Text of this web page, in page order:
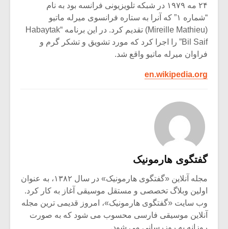
۲۴ مه ۱۹۷۹ در شبکه تلویزیونی فرانسه بود به نام
“شماره ۱” که آنرا به ستاره فرانسوی میرله ماتیو
(Mireille Mathieu) تقدیم کرد. در این برنامه “Habaytak
Bil Saif” را اجرا کرد که مورد تشویق و تشکر گرم و
فراوان میرله ماتیو واقع شد.
en.wikipedia.org
گفتگوی هارمونیک
مجله آنلاین «گفتگوی هارمونیک» در سال ۱۳۸۲، به عنوان
اولین وبلاگ تخصصی و مستقل موسیقی آغاز به کار کرد.
وب سایت «گفتگوی هارمونیک»، امروز قدیمی ترین مجله
آنلاین موسیقی فارسی محسوب می شود که به صورت
روزانه به روزرسانی می شود.